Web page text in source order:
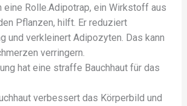
eine Rolle.Adipotrap, ein Wirkstoff aus
Pflanzen, hilft. Er reduziert
und verkleinert Adipozyten. Das kann
verringern.
hat eine straffe Bauchhaut für das
verbessert das Körperbild und